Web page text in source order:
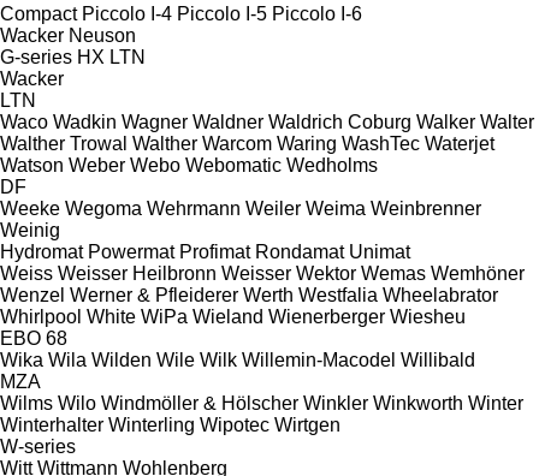
Compact Piccolo I-4 Piccolo I-5 Piccolo I-6
Wacker Neuson
G-series HX LTN
Wacker
LTN
Waco Wadkin Wagner Waldner Waldrich Coburg Walker Walter
Walther Trowal Walther Warcom Waring WashTec Waterjet
Watson Weber Webo Webomatic Wedholms
DF
Weeke Wegoma Wehrmann Weiler Weima Weinbrenner
Weinig
Hydromat Powermat Profimat Rondamat Unimat
Weiss Weisser Heilbronn Weisser Wektor Wemas Wemhöner
Wenzel Werner & Pfleiderer Werth Westfalia Wheelabrator
Whirlpool White WiPa Wieland Wienerberger Wiesheu
EBO 68
Wika Wila Wilden Wile Wilk Willemin-Macodel Willibald
MZA
Wilms Wilo Windmöller & Hölscher Winkler Winkworth Winter
Winterhalter Winterling Wipotec Wirtgen
W-series
Witt Wittmann Wohlenberg